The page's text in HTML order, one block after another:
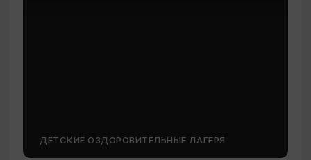
ДЕТСКИЕ ОЗДОРОВИТЕЛЬНЫЕ ЛАГЕРЯ